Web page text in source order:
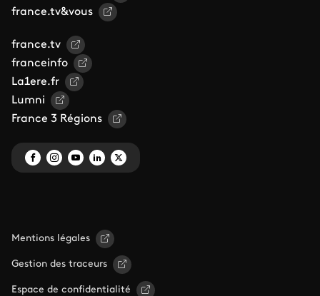
france.tv&vous
france.tv
franceinfo
La1ere.fr
Lumni
France 3 Régions
Mentions légales
Gestion des traceurs
Espace de confidentialité